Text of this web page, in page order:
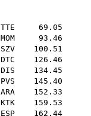
TTE 69.05
MOM 93.46
SZV 100.51
DTC 126.46
DIS 134.45
PVS 145.40
ARA 152.33
KTK 159.53
ESP 162.44